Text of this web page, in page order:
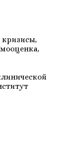
кризисы,